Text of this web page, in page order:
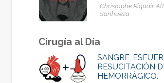
Christophe Riquoir
Sanhueza
Cirugía al Día
SANGRE,
RESUCITACIÓN
HEMORRÁGICO.